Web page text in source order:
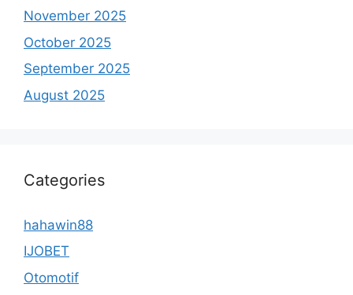
November 2025
October 2025
September 2025
August 2025
Categories
hahawin88
IJOBET
Otomotif